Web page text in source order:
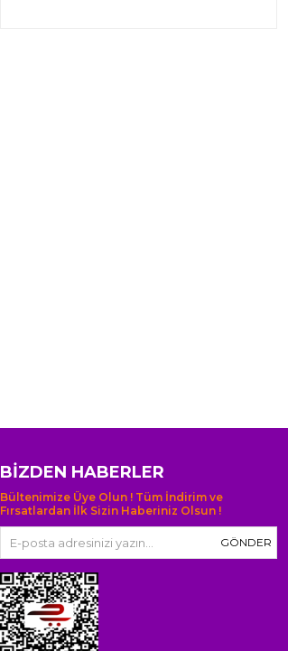
BIZDEN HABERLER
Bültenimize Üye Olun ! Tüm İndirim ve
Fırsatlardan İlk Sizin Haberiniz Olsun !
GÖNDER